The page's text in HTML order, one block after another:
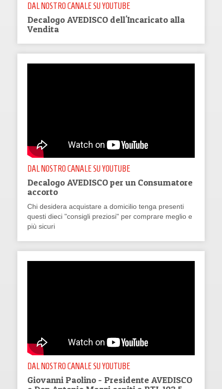
DAL NOSTRO CANALE SU YOUTUBE
Decalogo AVEDISCO dell'Incaricato alla
Vendita
DAL NOSTRO CANALE SU YOUTUBE
Decalogo AVEDISCO per un Consumatore
accorto
Chi desidera acquistare a domicilio tenga presenti
questi dieci "consigli preziosi" per comprare meglio e
più sicuri
DAL NOSTRO CANALE SU YOUTUBE
Giovanni Paolino - Presidente AVEDISCO